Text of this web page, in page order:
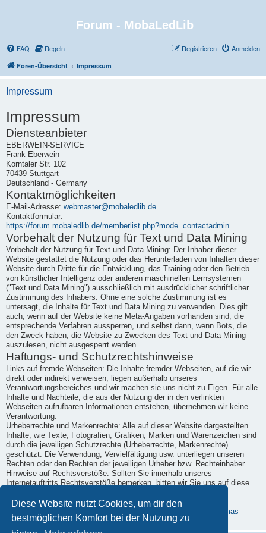
Diese Website nutzt Cookies, um dir den
bestmöglichen Komfort bei der Nutzung zu
Forum - MobaLedLib
FAQ Regeln Anmelden
Registrieren
Foren-Übersicht Impressum
Impressum
Impressum
Diensteanbieter
EBERWEIN-SERVICE
Frank Eberwein
Korntaler Str. 102
70439 Stuttgart
Deutschland - Germany
Kontaktmöglichkeiten
E-Mail-Adresse: webmaster@mobaledlib.de
Kontaktformular:
https://forum.mobaledlib.de/memberlist.php?mode=contactadmin
Vorbehalt der Nutzung für Text und Data Mining
Vorbehalt der Nutzung für Text und Data Mining: Der Inhaber dieser
Website gestattet die Nutzung oder das Herunterladen von Inhalten dieser
Website durch Dritte für die Entwicklung, das Training oder den Betrieb
von künstlicher Intelligenz oder anderen maschinellen Lernsystemen
("Text und Data Mining") ausschließlich mit ausdrücklicher schriftlicher
Zustimmung des Inhabers. Ohne eine solche Zustimmung ist es
untersagt, die Inhalte für Text und Data Mining zu verwenden. Dies gilt
auch, wenn auf der Website keine Meta-Angaben vorhanden sind, die
entsprechende Verfahren aussperren, und selbst dann, wenn Bots, die
den Zweck haben, die Website zu Zwecken des Text und Data Mining
auszulesen, nicht ausgesperrt werden.
Haftungs- und Schutzrechtshinweise
Links auf fremde Webseiten: Die Inhalte fremder Webseiten, auf die wir
direkt oder indirekt verweisen, liegen außerhalb unseres
Verantwortungsbereiches und wir machen sie uns nicht zu Eigen. Für alle
Inhalte und Nachteile, die aus der Nutzung der in den verlinkten
Webseiten aufrufbaren Informationen entstehen, übernehmen wir keine
Verantwortung.
Urheberrechte und Markenrechte: Alle auf dieser Website dargestellten
Inhalte, wie Texte, Fotografien, Grafiken, Marken und Warenzeichen sind
durch die jeweiligen Schutzrechte (Urheberrechte, Markenrechte)
geschützt. Die Verwendung, Vervielfältigung usw. unterliegen unseren
Rechten oder den Rechten der jeweiligen Urheber bzw. Rechteinhaber.
Hinweise auf Rechtsverstöße: Sollten Sie innerhalb unseres
Internetauftritts Rechtsverstöße bemerken, bitten wir Sie uns auf diese
Kenntnisnahme unverzüglich entfernen.
Erstellt mit kostenlosem Datenschutz-Generator.de von Dr. Thomas
Schwenke